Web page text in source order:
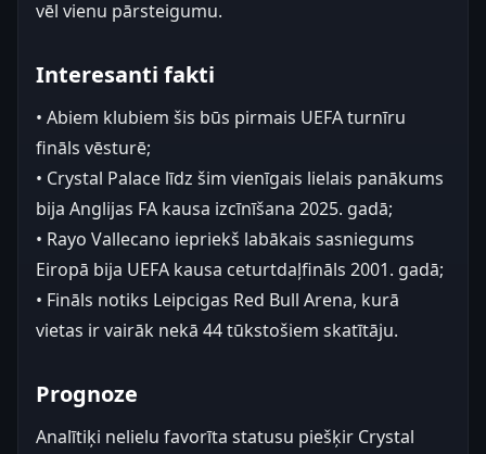
vēl vienu pārsteigumu.
Interesanti fakti
• Abiem klubiem šis būs pirmais UEFA turnīru
fināls vēsturē;
• Crystal Palace līdz šim vienīgais lielais panākums
bija Anglijas FA kausa izcīnīšana 2025. gadā;
• Rayo Vallecano iepriekš labākais sasniegums
Eiropā bija UEFA kausa ceturtdaļfināls 2001. gadā;
• Fināls notiks Leipcigas Red Bull Arena, kurā
vietas ir vairāk nekā 44 tūkstošiem skatītāju.
Prognoze
Analītiķi nelielu favorīta statusu piešķir Crystal